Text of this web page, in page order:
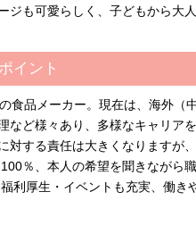
ジも可愛らしく、子どもから大
イント
食品メーカー。現在は、海外（
など様々あり、多様なキャリア
対する責任は大きくなりますが
％、本人の希望を聞きながら
利厚生・イベントも充実、働き